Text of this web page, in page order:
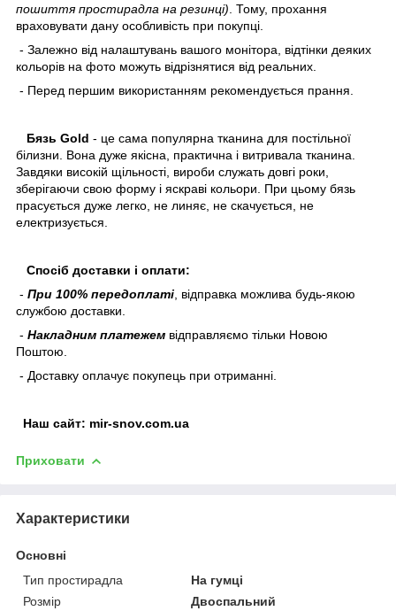
пошиття простирадла на резинці) . Тому, прохання
враховувати дану особливість при покупці.
- Залежно від налаштувань вашого монітора, відтінки деяких
кольорів на фото можуть відрізнятися від реальних.
- Перед першим використанням рекомендується прання.
Бязь Gold - це сама популярна тканина для постільної
білизни. Вона дуже якісна, практична і витривала тканина.
Завдяки високій щільності, вироби служать довгі роки,
зберігаючи свою форму і яскраві кольори. При цьому бязь
прасується дуже легко, не линяє, не скачується, не
електризується.
Спосіб доставки і оплати:
- При 100% передоплаті , відправка можлива будь-якою
службою доставки.
- Накладним платежем відправляємо тільки Новою
Поштою.
- Доставку оплачує покупець при отриманні.
Наш сайт: mir-snov.com.ua
Приховати
Характеристики
Основні
Тип простирадла
На гумці
Розмір
Двоспальний